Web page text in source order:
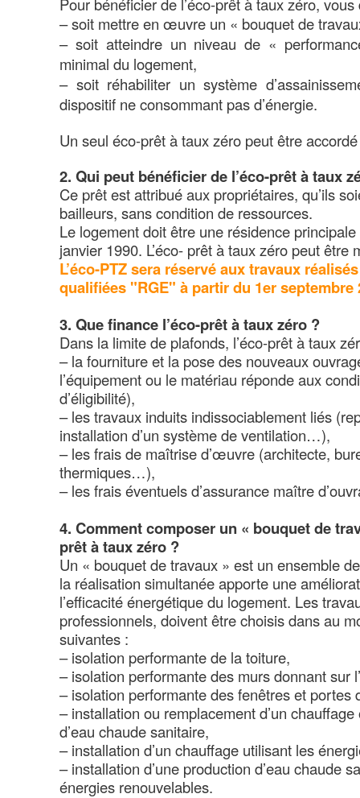
– soit mettre en œuvre un « bouquet de
– soit atteindre un niveau de «
minimal du logement,
– soit réhabiliter un système
dispositif ne consommant pas d’énergie.
Un seul éco-prêt à taux zéro peut être
2. Qui peut bénéficier de l’éco-prêt à taux
Ce prêt est attribué aux propriétaires, qu’ils
bailleurs, sans condition de ressources.
Le logement doit être une résidence
janvier 1990. L’éco- prêt à taux zéro peut être
L’éco-PTZ sera réservé aux travaux
qualifiées "RGE" à partir du 1er septembre
3. Que finance l’éco-prêt à taux zéro ?
Dans la limite de plafonds, l’éco-prêt à taux
– la fourniture et la pose des nouveaux
l’équipement ou le matériau réponde aux
d’éligibilité),
– les travaux induits indissociablement liés
installation d’un système de ventilation…),
– les frais de maîtrise d’œuvre (architecte,
thermiques…),
– les frais éventuels d’assurance maître
4. Comment composer un « bouquet de
prêt à taux zéro ?
Un « bouquet de travaux » est un ensemble
la réalisation simultanée apporte une
l’efficacité énergétique du logement. Les
professionnels, doivent être choisis dans au
suivantes :
– isolation performante de la toiture,
– isolation performante des murs donnant sur
– isolation performante des fenêtres et portes
– installation ou remplacement d’un chauffage
d’eau chaude sanitaire,
– installation d’un chauffage utilisant les
– installation d’une production d’eau chaude
énergies renouvelables.